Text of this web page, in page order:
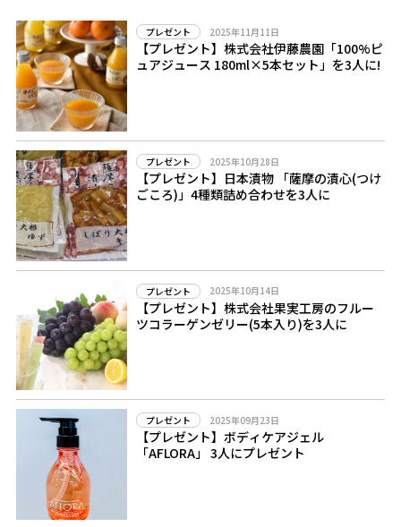
プレゼント 2025年11月11日
【プレゼント】株式会社伊藤農園「100%ピ
ュアジュース 180ml×5本セット」を3人に!
プレゼント 2025年10月28日
【プレゼント】日本漬物 「薩摩の漬心(つけ
ごころ)」4種類詰め合わせを3人に
プレゼント 2025年10月14日
【プレゼント】株式会社果実工房のフルー
ツコラーゲンゼリー(5本入り)を3人に
プレゼント 2025年09月23日
【プレゼント】ボディケアジェル
「AFLORA」 3人にプレゼント